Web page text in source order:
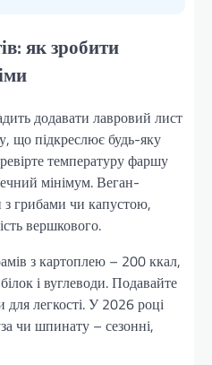
як зробити
додавати лавровий лист
що підкреслює будь-яку
температуру фаршу
мінімум. Веган-
з грибами чи капустою,
вершкового.
з картоплею – 200 ккал,
і вуглеводи. Подавайте
для легкості. У 2026 році
чи шпинату – сезонні,